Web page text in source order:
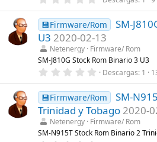
l
a
(
s
)
0
0
e
s
t
r
e
l
a
(
s
)
💾Firmware/Rom
SM-
U3 2020-02-13
Netenergy Firmware/ Rom
SM-J810G Stock Rom Binario 3 U3
0
0
0
e
s
t
r
e
Descargas 1
💾Firmware/Rom
SM-
Trinidad y Tobago 2020-
Netenergy Firmware/ Rom
SM-N915T Stock Rom Binario 2